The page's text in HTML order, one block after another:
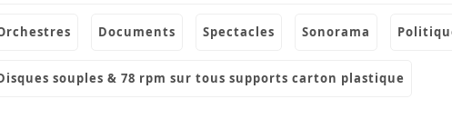
orchestres documents spectacles sonorama
disques souples & 78 rpm sur tous supports carton plastique